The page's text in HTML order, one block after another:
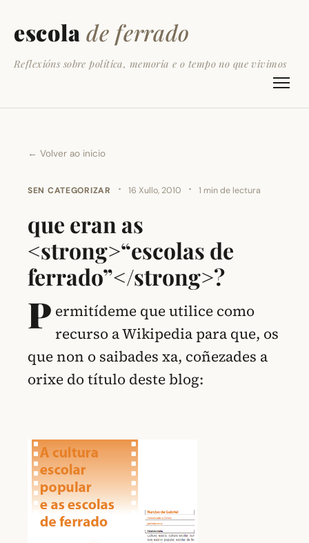
escola de ferrado
Reflexións sobre política, memoria e o tempo no que vivimos
← Volver ao inicio
SEN CATEGORIZAR · 16 Xullo, 2010 · 1 min de lectura
que eran as
<strong>“escolas de
ferrado”</strong>?
P ermitídeme que utilice como
recurso a Wikipedia para que, os
que non o saibades xa, coñezades a
orixe do título deste blog: